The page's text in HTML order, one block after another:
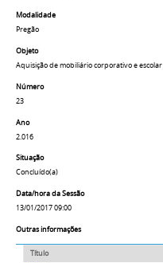
Modalidade
Pregão
Objeto
Aquisição de mobiliário corporativo e escolar
Número
23
Ano
2.016
Situação
Concluído(a)
Data/hora da Sessão
13/01/2017 09:00
Outras informações
Título